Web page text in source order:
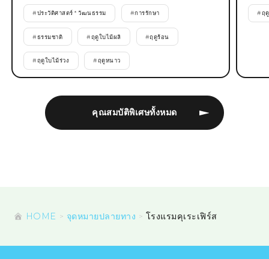
คุณสมบัติพิเศษทั้งหมด
#ประวัติศาสตร์ * วัฒนธรรม #การรักษา
#ธรรมชาติ #ฤดูใบไม้ผลิ #ฤดูร้อน
#ฤดูใบไม้ร่วง #ฤดูหนาว
#ฤ
HOME จุดหมายปลายทาง โรงแรมคุเระเฟิร์ส